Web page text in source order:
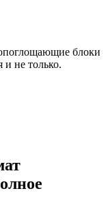
блоки
и не только.